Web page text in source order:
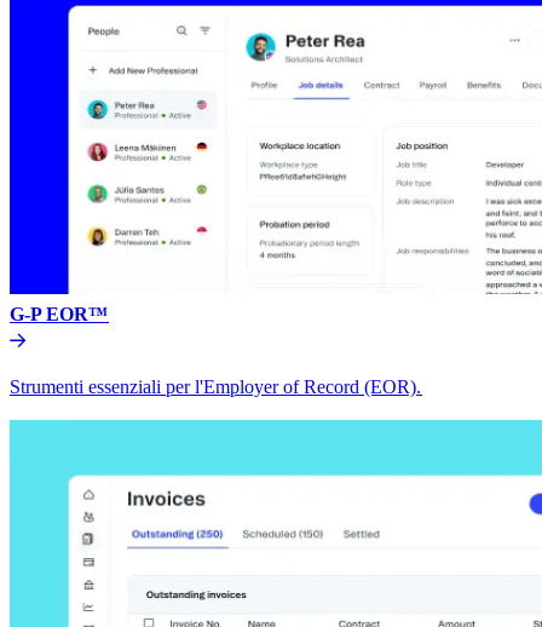
G-P EOR™​​
Strumenti essenziali per l'Employer of Record (EOR).​​